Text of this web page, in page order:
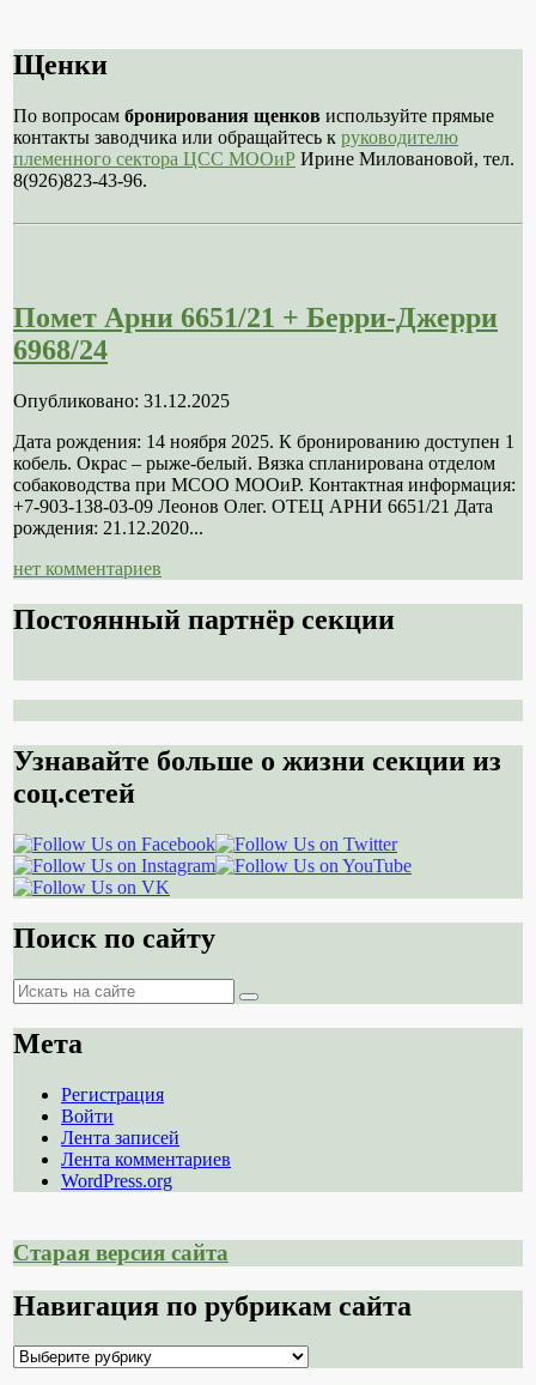
Щенки
По вопросам бронирования щенков используйте прямые
контакты заводчика или обращайтесь к руководителю
племенного сектора ЦСС МООиР Ирине Миловановой, тел.
8(926)823-43-96.
Помет Арни 6651/21 + Берри-Джерри
6968/24
Опубликовано: 31.12.2025
Дата рождения: 14 ноября 2025. К бронированию доступен 1
кобель. Окрас – рыже-белый. Вязка спланирована отделом
собаководства при МСОО МООиР. Контактная информация:
+7-903-138-03-09 Леонов Олег. ОТЕЦ АРНИ 6651/21 Дата
рождения: 21.12.2020...
нет комментариев
Постоянный партнёр секции
Узнавайте больше о жизни секции из
соц.сетей
Поиск по сайту
Поиск
Поиск
Мета
Регистрация
Войти
Лента записей
Лента комментариев
WordPress.org
Старая версия сайта
Навигация по рубрикам сайта
Навигация